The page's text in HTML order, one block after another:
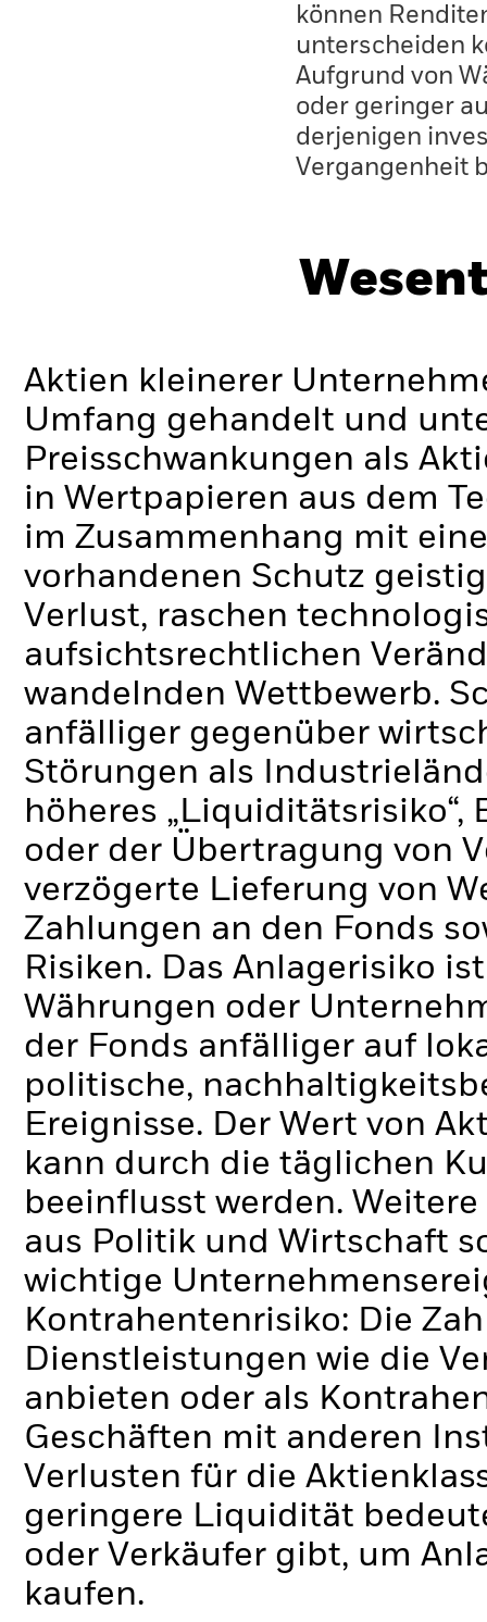
können
unterscheiden
Aufgrund von
oder geringer
derjenigen
Vergangenheit
Aktien kleinerer
Umfang gehandelt und
Preisschwankungen als
in Wertpapieren aus dem
im Zusammenhang mit
vorhandenen Schutz
Verlust, raschen
aufsichtsrechtlichen
wandelnden Wettbewerb.
anfälliger gegenüber
Störungen als
höheres
oder der Übertragung von
verzögerte Lieferung von
Zahlungen an den Fonds
Risiken. Das Anlagerisiko
Währungen oder
der Fonds anfälliger auf
politische,
Ereignisse. Der Wert von
kann durch die täglichen
beeinflusst werden.
aus Politik und Wirtschaft
wichtige
Kontrahentenrisiko: Die
Dienstleistungen wie die
anbieten oder als
Geschäften mit anderen
Verlusten für die
geringere Liquidität
oder Verkäufer gibt, um
kaufen.